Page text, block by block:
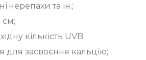
черепахи та ін.;
см;
кількість UVB
для засвоєння кальцію;